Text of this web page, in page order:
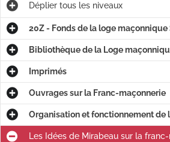
Déplier tous les niveaux
20Z - Fonds de la loge maçonnique
Bibliothèque de la Loge
Imprimés
Ouvrages sur la Franc-maçonnerie
Organisation et fonctionnement de
Les Idées de Mirabeau sur la